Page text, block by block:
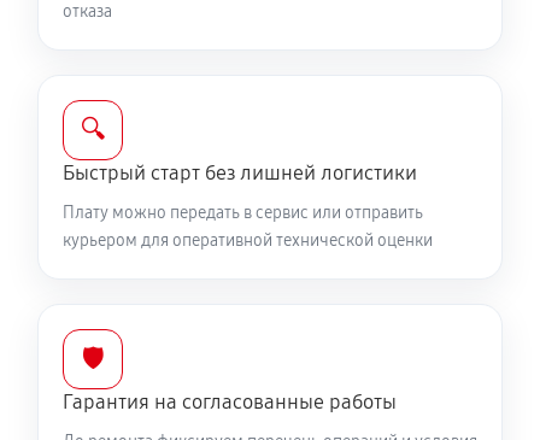
отказа
🔍
Быстрый старт без лишней логистики
Плату можно передать в сервис или отправить
курьером для оперативной технической оценки
🛡️
Гарантия на согласованные работы